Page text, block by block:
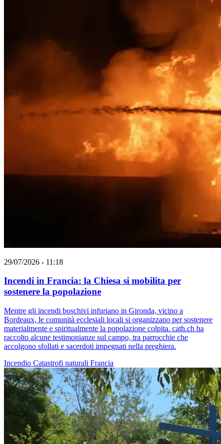
29/07/2026 - 11:18
Incendi in Francia: la Chiesa si mobilita per
sostenere la popolazione
Mentre gli incendi boschivi infuriano in Gironda, vicino a
Bordeaux, le comunità ecclesiali locali si organizzano per sostenere
materialmente e spiritualmente la popolazione colpita. cath.ch ha
raccolto alcune testimonianze sul campo, tra parrocchie che
accolgono sfollati e sacerdoti impegnati nella preghiera.
Incendio Catastrofi naturali Francia